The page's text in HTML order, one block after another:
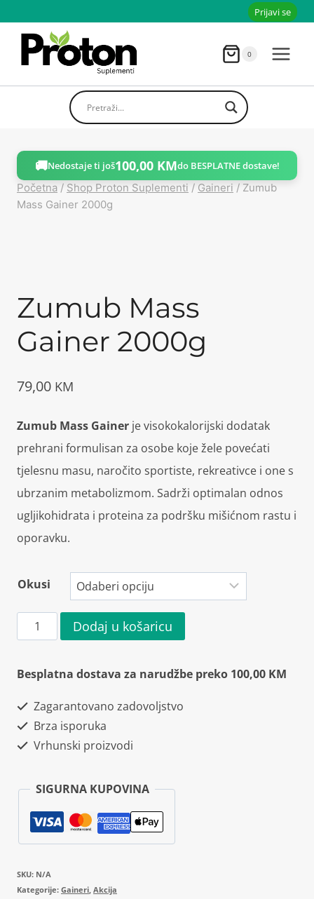
sadržaja
Prijavi se
0
🚚Nedostaje ti još100,00 KMdo BESPLATNE dostave!
Početna / Shop Proton Suplementi / Gaineri / Zumub
Mass Gainer 2000g
Zumub Mass
Gainer 2000g
79,00 KM
Zumub Mass Gainer je visokokalorijski dodatak
prehrani formulisan za osobe koje žele povećati
tjelesnu masu, naročito sportiste, rekreativce i one s
ubrzanim metabolizmom. Sadrži optimalan odnos
ugljikohidrata i proteina za podršku mišićnom rastu i
oporavku.
Okusi
Zumub
Mass
Gainer
količina
Dodaj u košaricu
Besplatna dostava za narudžbe preko 100,00 KM
Zagarantovano zadovoljstvo
Brza isporuka
Vrhunski proizvodi
SIGURNA KUPOVINA
SKU: N/A
Kategorije: Gaineri, Akcija